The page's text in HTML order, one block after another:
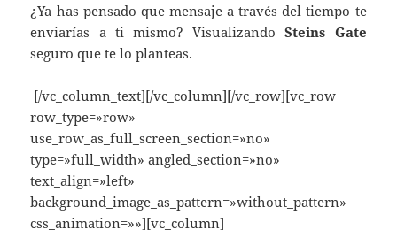
¿Ya has pensado que mensaje a través del tiempo te
enviarías a ti mismo? VisualizandoSteins Gate
seguro que te lo planteas.
[/vc_column_text][/vc_column][/vc_row][vc_row
row_type=»row»
use_row_as_full_screen_section=»no»
type=»full_width» angled_section=»no»
text_align=»left»
background_image_as_pattern=»without_pattern»
css_animation=»»][vc_column]